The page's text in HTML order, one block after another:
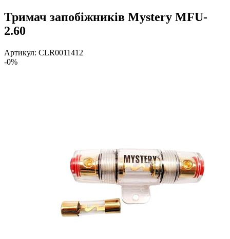
Тримач запобіжників Mystery MFU-
2.60
Артикул: CLR0011412
-0%